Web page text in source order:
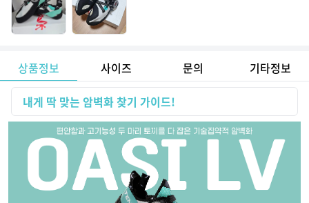
상품정보 사이즈 문의 기타정보
내게 딱 맞는 암벽화 찾기 가이드!